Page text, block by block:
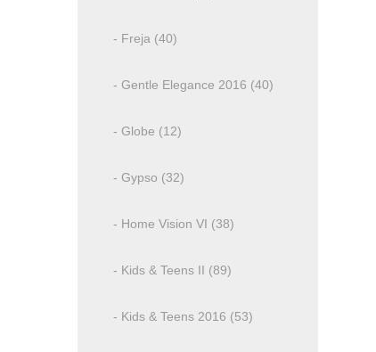
- Freja (40)
- Gentle Elegance 2016 (40)
- Globe (12)
- Gypso (32)
- Home Vision VI (38)
- Kids & Teens II (89)
- Kids & Teens 2016 (53)